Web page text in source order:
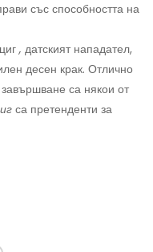
със способността на
, датският нападател,
десен крак. Отлично
са някои от
са претенденти за